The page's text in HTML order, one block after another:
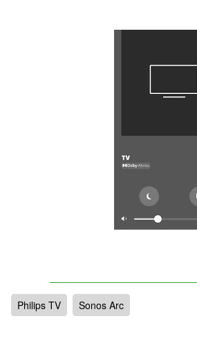
Philips TV Sonos Arc